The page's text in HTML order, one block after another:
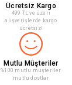
Ücretsiz Kargo
499 TL ve üzeri
alışverişlerde kargo
ücretsiz!
Mutlu Müşteriler
%100 mutlu müşteriler
mutlu dostlar